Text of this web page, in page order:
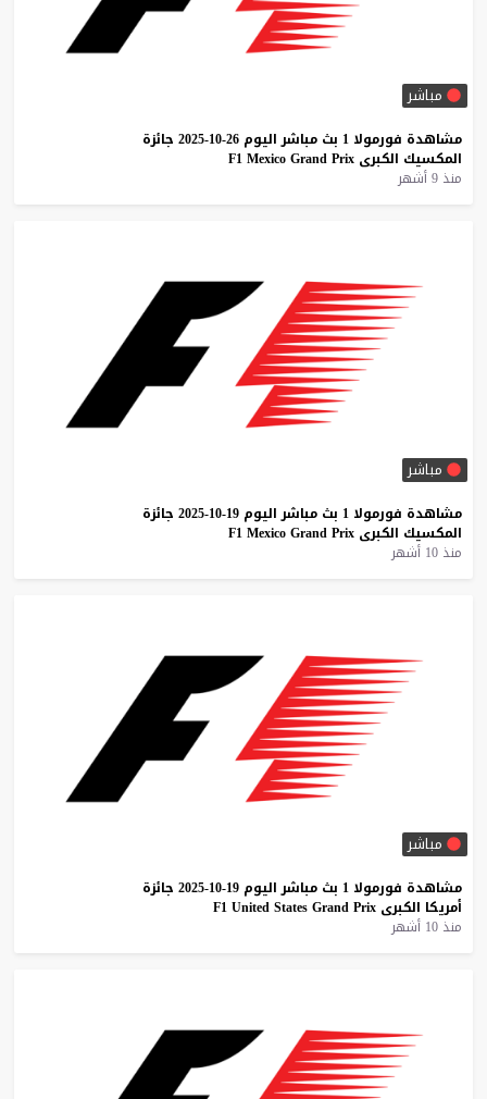
مباشر
مشاهدة فورمولا 1 بث مباشر اليوم 26-10-2025
جائزة
المكسيك الكبرى F1 Mexico Grand Prix
منذ 9 أشهر
مباشر
مشاهدة فورمولا 1 بث مباشر اليوم 19-10-2025
جائزة
المكسيك الكبرى F1 Mexico Grand Prix
منذ 10 أشهر
مباشر
مشاهدة فورمولا 1 بث مباشر اليوم 19-10-2025
جائزة
أمريكا الكبرى F1 United States Grand Prix
منذ 10 أشهر